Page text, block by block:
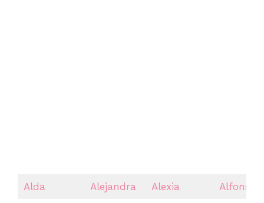
Alda Alejandra Alexia Alfonsina